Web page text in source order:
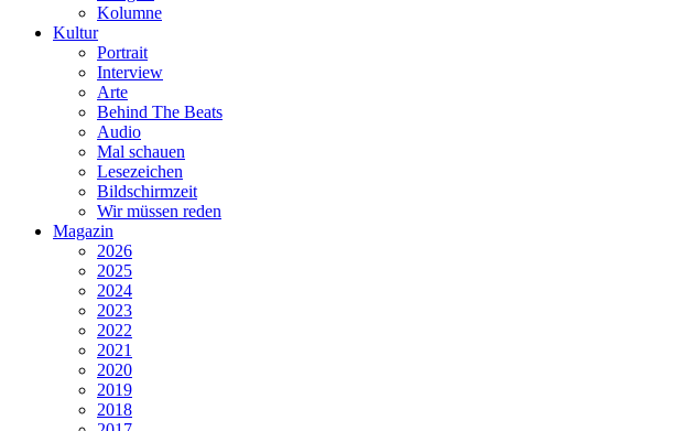
Kolumne
Kultur
Portrait
Interview
Arte
Behind The Beats
Audio
Mal schauen
Lesezeichen
Bildschirmzeit
Wir müssen reden
Magazin
2026
2025
2024
2023
2022
2021
2020
2019
2018